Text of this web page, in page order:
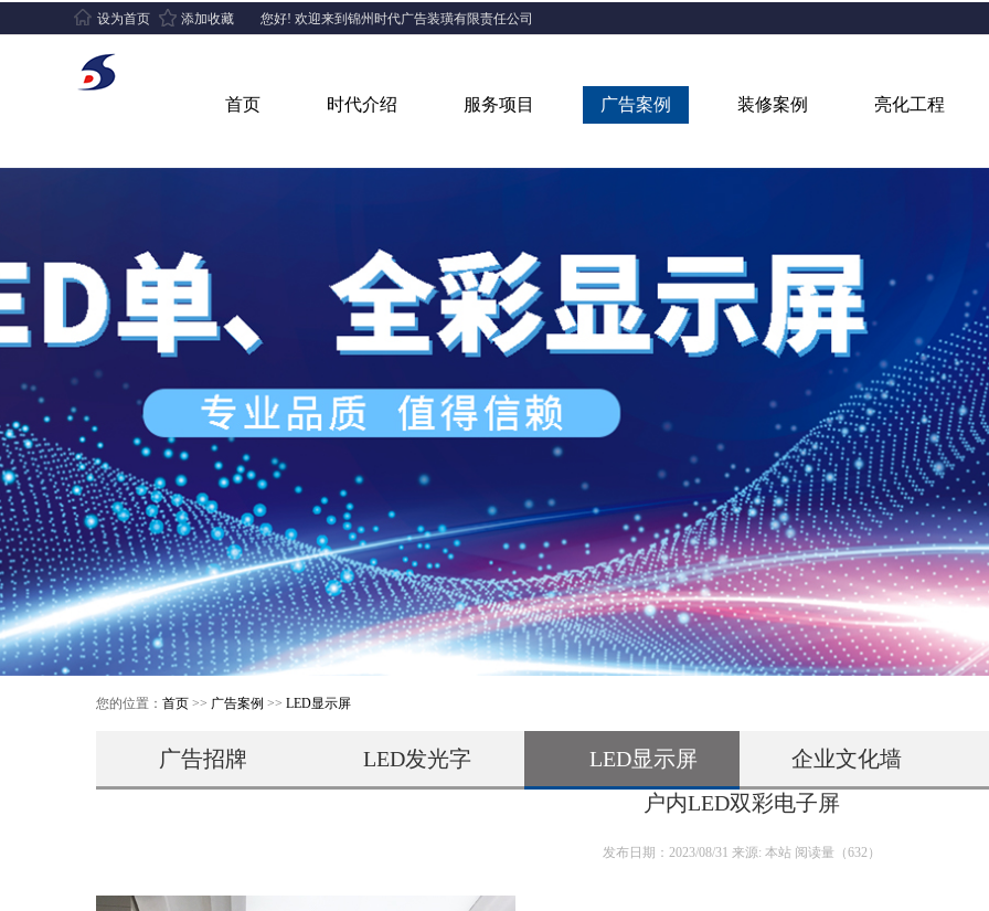
设为首页 添加收藏 您好! 欢迎来到锦州时代广告装璜有限责任公司
首页 时代介绍 服务项目 广告案例 装修案例 亮化工程
您的位置： 首页 >> 广告案例 >> LED显示屏
广告招牌 LED发光字 LED显示屏 企业文化墙
户内LED双彩电子屏
发布日期：2023/08/31 来源: 本站 阅读量（632）